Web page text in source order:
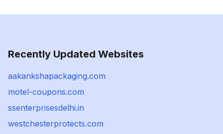
Recently Updated Websites
aakankshapackaging.com
motel-coupons.com
ssenterprisesdelhi.in
westchesterprotects.com